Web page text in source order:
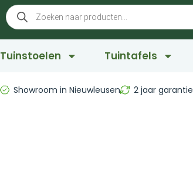
Tuinstoelen Tuintafels
Showroom in Nieuwleusen 2 jaar garantie